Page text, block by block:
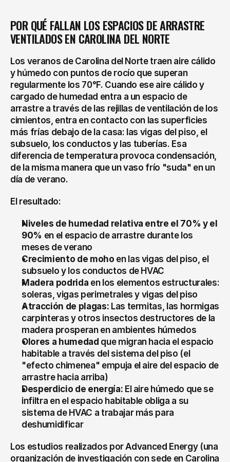
POR QUÉ FALLAN LOS ESPACIOS DE ARRASTRE
VENTILADOS EN CAROLINA DEL NORTE
Los veranos de Carolina del Norte traen aire cálido
y húmedo con puntos de rocío que superan
regularmente los 70°F. Cuando ese aire cálido y
cargado de humedad entra a un espacio de
arrastre a través de las rejillas de ventilación de los
cimientos, entra en contacto con las superficies
más frías debajo de la casa: las vigas del piso, el
subsuelo, los conductos y las tuberías. Esa
diferencia de temperatura provoca condensación,
de la misma manera que un vaso frío "suda" en un
día de verano.
El resultado:
Niveles de humedad relativa entre el 70% y el
90% en el espacio de arrastre durante los
meses de verano
Crecimiento de moho en las vigas del piso, el
subsuelo y los conductos de HVAC
Madera podrida en los elementos estructurales:
soleras, vigas perimetrales y vigas del piso
Atracción de plagas: Las termitas, las hormigas
carpinteras y otros insectos destructores de la
madera prosperan en ambientes húmedos
Olores a humedad que migran hacia el espacio
habitable a través del sistema del piso (el
"efecto chimenea" empuja el aire del espacio de
arrastre hacia arriba)
Desperdicio de energía: El aire húmedo que se
infiltra en el espacio habitable obliga a su
sistema de HVAC a trabajar más para
deshumidificar
Los estudios realizados por Advanced Energy (una
organización de investigación con sede en Carolina